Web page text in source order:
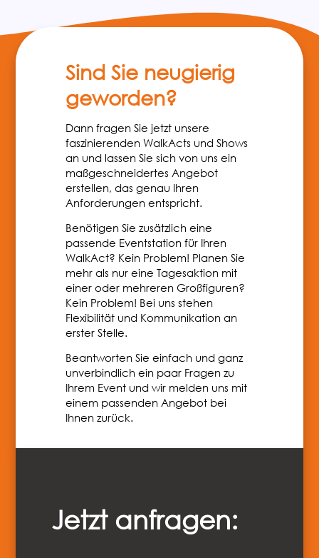
Sind Sie neugierig
geworden?
Dann fragen Sie jetzt unsere
faszinierenden WalkActs und Shows
an und lassen Sie sich von uns ein
maßgeschneidertes Angebot
erstellen, das genau Ihren
Anforderungen entspricht.
Benötigen Sie zusätzlich eine
passende Eventstation für Ihren
WalkAct? Kein Problem! Planen Sie
mehr als nur eine Tagesaktion mit
einer oder mehreren Großfiguren?
Kein Problem! Bei uns stehen
Flexibilität und Kommunikation an
erster Stelle.
Beantworten Sie einfach und ganz
unverbindlich ein paar Fragen zu
Ihrem Event und wir melden uns mit
einem passenden Angebot bei
Ihnen zurück.
Jetzt anfragen: